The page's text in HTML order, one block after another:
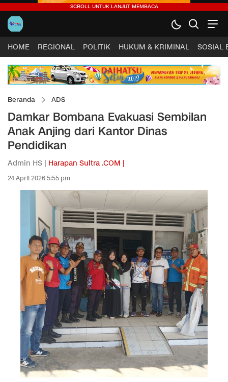
HOME REGIONAL POLITIK HUKUM & KRIMINAL SOSIAL
Beranda ADS
Damkar Bombana Evakuasi Sembilan
Anak Anjing dari Kantor Dinas
Pendidikan
Admin HS | Harapan Sultra .COM |
24 April 2026 5:55 pm